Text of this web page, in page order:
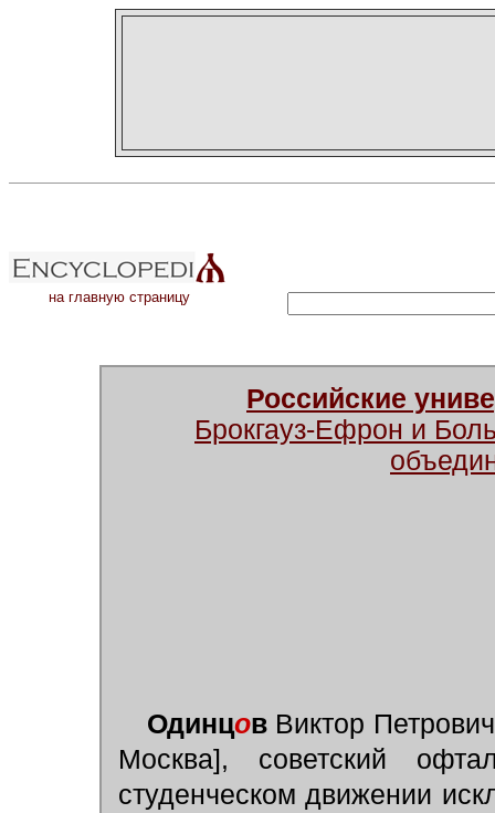
на главную страницу
Российские
Брокгауз-Ефрон и
Одинцов Виктор
Москва], советский
студенческом движении